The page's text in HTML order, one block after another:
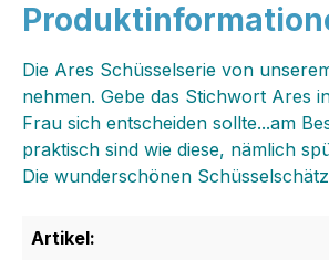
Die Ares Schüsselserie von
nehmen. Gebe das Stichwort Ares
Frau sich entscheiden sollte...am
praktisch sind wie diese, nämlich
Die wunderschönen
Artikel: